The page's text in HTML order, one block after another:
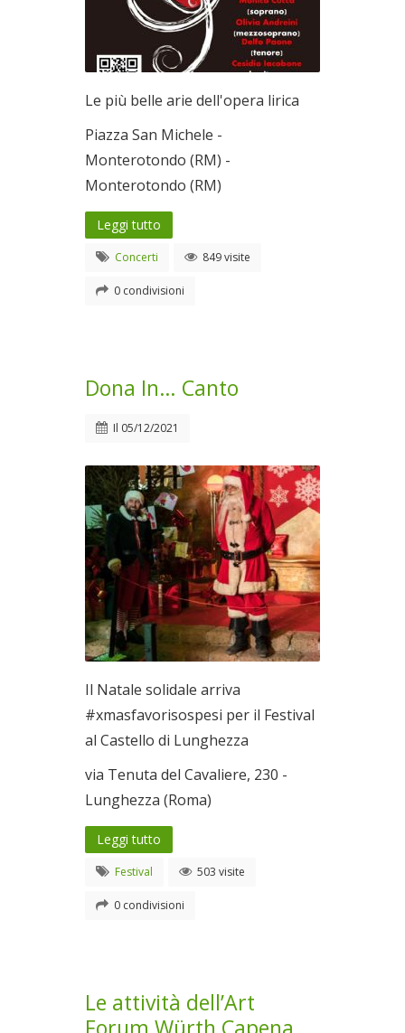
Le più belle arie dell'opera lirica
Piazza San Michele -
Monterotondo (RM) -
Monterotondo (RM)
Leggi tutto
Concerti 849 visite
0 condivisioni
Dona In… Canto
Il 05/12/2021
Il Natale solidale arriva
#xmasfavorisospesi per il Festival
al Castello di Lunghezza
via Tenuta del Cavaliere, 230 -
Lunghezza (Roma)
Leggi tutto
Festival 503 visite
0 condivisioni
Le attività dell’Art